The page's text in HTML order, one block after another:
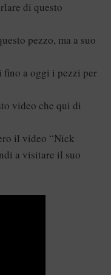
di questo
pezzo, ma a suo
fino a oggi i pezzi per
video che qui di
il video “Nick
a visitare il suo